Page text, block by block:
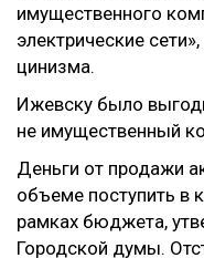
имущественного
электрические
цинизма.
Ижевску было
не имущественный
Деньги от продажи
объеме поступить в
рамках бюджета,
Городской думы.